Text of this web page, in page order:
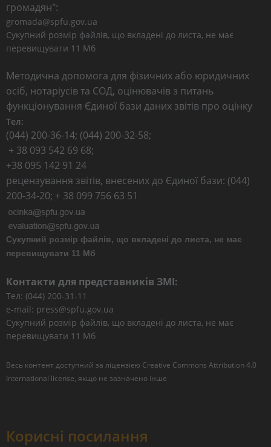
громадян":
gromada@spfu.gov.ua
Сукупний розмір файлів, що вкладені до листа, не має
перевищувати 11 Мб
Методична допомога для фізичних або юридичних
осіб, нотаріусів та СОД, оцінювачів з питань
функціонування Єдиної бази даних звітів про оцінку
Тел:
(044) 200-36-14; (044) 200-32-58;
+ 38 093 542 69 68;
+38 095 142 91 24
рецензування звітів, внесених до Єдиної бази: (044)
200-34-20; + 38 099 756 63 51
Сукупний розмір файлів, що вкладені до листа, не має
перевищувати 11 Мб
Контакти для представників ЗМІ:
Тел: (044) 200-31-11
e-mail: press@spfu.gov.ua
Сукупний розмір файлів, що вкладені до листа, не має
перевищувати 11 Мб
Весь контент доступний за ліцензією Creative Commons Attribution 4.0
International license, якщо не зазначено інше
Корисні посилання